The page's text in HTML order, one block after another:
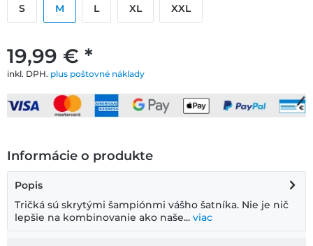
19,99 € *
inkl. DPH. plus poštovné náklady
S M L XL XXL
Informácie o produkte
Popis
Tričká sú skrytými šampiónmi vášho šatníka. Nie je nič
lepšie na kombinovanie ako naše... viac